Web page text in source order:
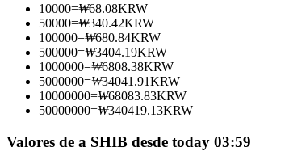
Copiar Trading
Únete a los mejores traders
10000=₩68.08KRW
50000=₩340.42KRW
100000=₩680.84KRW
500000=₩3404.19KRW
1000000=₩6808.38KRW
5000000=₩34041.91KRW
10000000=₩68083.83KRW
50000000=₩340419.13KRW
Valores de a SHIB desde today 03:59